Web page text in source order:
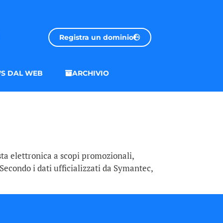
Registra un dominio
DAL WEB ARCHIVIO
elettronica a scopi promozionali,
i dati ufficializzati da Symantec,